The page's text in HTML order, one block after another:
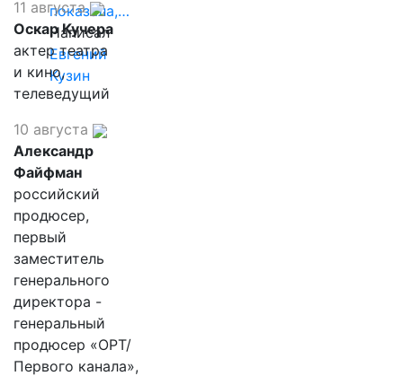
показала,…
Написал
Евгений
Кузин
11 августа
Оскар Кучера
актер театра
и кино,
телеведущий
10 августа
Александр
Файфман
российский
продюсер,
первый
заместитель
генерального
директора -
генеральный
продюсер «ОРТ/
Первого канала»,